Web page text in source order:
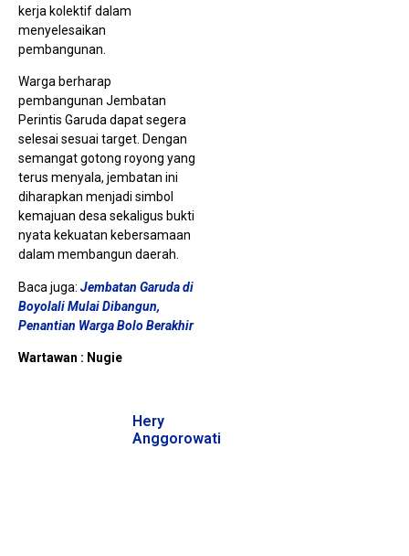
kerja kolektif dalam
menyelesaikan
pembangunan.
Warga berharap
pembangunan Jembatan
Perintis Garuda dapat segera
selesai sesuai target. Dengan
semangat gotong royong yang
terus menyala, jembatan ini
diharapkan menjadi simbol
kemajuan desa sekaligus bukti
nyata kekuatan kebersamaan
dalam membangun daerah.
Baca juga: Jembatan Garuda di
Boyolali Mulai Dibangun,
Penantian Warga Bolo Berakhir
Wartawan : Nugie
Hery
Anggorowati